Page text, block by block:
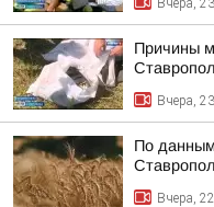
Вчера,
Причины
Вчера,
По данным
Вчера,